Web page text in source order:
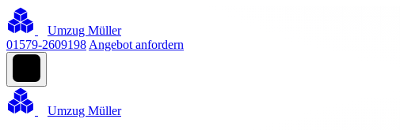
Umzug Müller
01579-2609198 Angebot anfordern
Umzug Müller